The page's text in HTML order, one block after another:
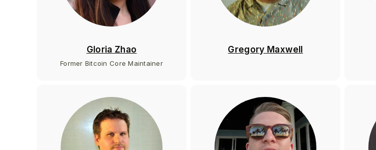
Gloria Zhao
Former Bitcoin Core Maintainer
Gregory Maxwell